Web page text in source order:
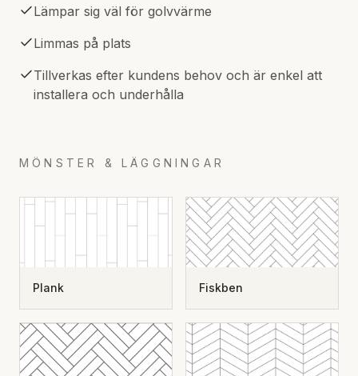
Lämpar sig väl för golvvärme
Limmas på plats
Tillverkas efter kundens behov och är enkel att
installera och underhålla
MÖNSTER & LÄGGNINGAR
Plank Fiskben